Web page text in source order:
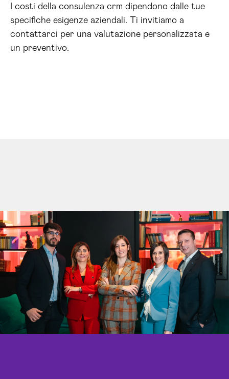
I costi della consulenza crm dipendono dalle tue
specifiche esigenze aziendali. Ti invitiamo a
contattarci per una valutazione personalizzata e
un preventivo.